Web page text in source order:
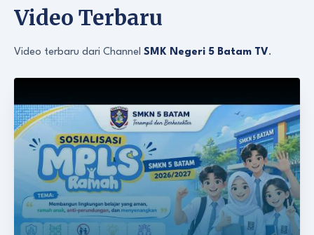
Video Terbaru
Video terbaru dari Channel SMK Negeri 5 Batam TV.